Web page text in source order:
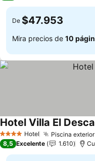
De $47.953
Mira precios de 10
4 EstrellasHotel Piscina
Hotel Villa El
8,5 Excelente 1.610